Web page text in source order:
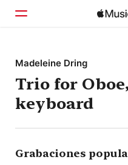
Inicio
Explorar
Buscar
Madeleine Dring
Trio for
keyboard
Grabaciones